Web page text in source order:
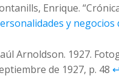
Enrique.
y negocios
Arnoldson. 1927.
de 1927, p. 48